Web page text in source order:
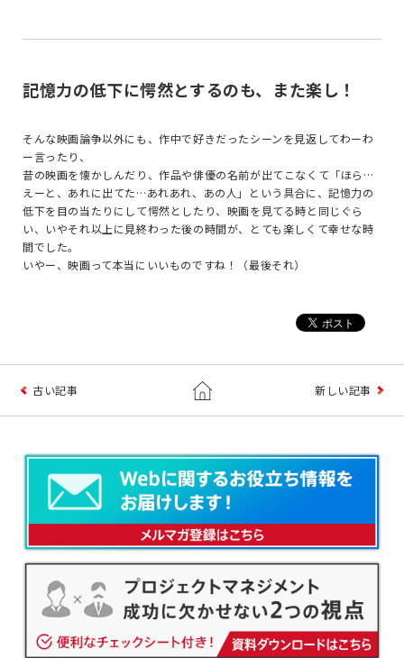
記憶力の低下に愕然とするのも、また楽し！
そんな映画論争以外にも、作中で好きだったシーンを見返してわーわ
ー言ったり、
昔の映画を懐かしんだり、作品や俳優の名前が出てこなくて「ほら…
えーと、あれに出てた…あれあれ、あの人」という具合に、記憶力の
低下を目の当たりにして愕然としたり、映画を見てる時と同じぐら
い、いやそれ以上に見終わった後の時間が、とても楽しくて幸せな時
間でした。
いやー、映画って本当にいいものですね！（最後それ）
古い記事 新しい記事